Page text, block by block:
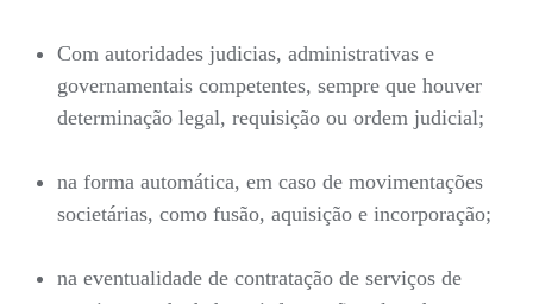
Com autoridades judicias, administrativas e
governamentais competentes, sempre que houver
determinação legal, requisição ou ordem judicial;
na forma automática, em caso de movimentações
societárias, como fusão, aquisição e incorporação;
na eventualidade de contratação de serviços de